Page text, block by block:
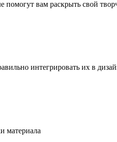
помогут вам раскрыть свой
интегрировать их в
материала